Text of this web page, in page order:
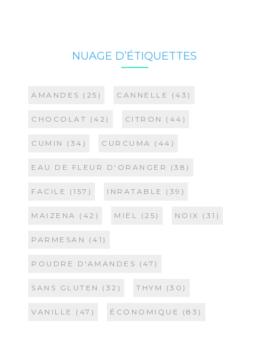
NUAGE D’ÉTIQUETTES
AMANDES (25) CANNELLE (43)
CHOCOLAT (42) CITRON (44)
CUMIN (34) CURCUMA (44)
EAU DE FLEUR D'ORANGER (38)
FACILE (157) INRATABLE (39)
MAIZENA (42) MIEL (25) NOIX (31)
PARMESAN (41)
POUDRE D'AMANDES (47)
SANS GLUTEN (32) THYM (30)
VANILLE (47) ÉCONOMIQUE (83)